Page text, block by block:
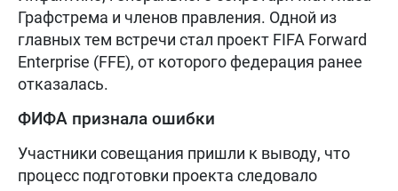
Графстрема и членов правления. Одной из
главных тем встречи стал проект FIFA Forward
Enterprise (FFE), от которого федерация ранее
отказалась.
ФИФА признала ошибки
Участники совещания пришли к выводу, что
процесс подготовки проекта следовало